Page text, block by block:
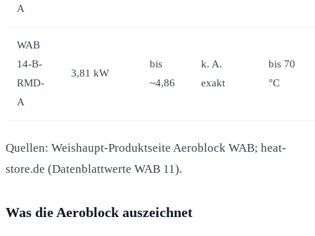
A
WAB
14-B-
RMD-
A
3,81 kW
bis
~4,86
k. A.
exakt
bis 70
°C
Quellen: Weishaupt-Produktseite Aeroblock WAB; heat-
store.de (Datenblattwerte WAB 11).
Was die Aeroblock auszeichnet